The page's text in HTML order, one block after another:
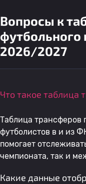
Вопросы к
футбольного
2026/2027
Что такое
Таблица трансферов
футболистов в и из
помогает
чемпионата, так и
Какие данные